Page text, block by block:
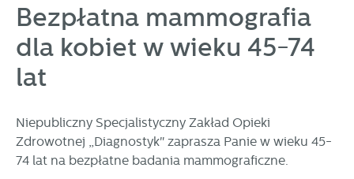
Bezpłatna mammografia
dla kobiet w wieku 45-74
lat
Niepubliczny Specjalistyczny Zakład Opieki
Zdrowotnej „Diagnostyk" zaprasza Panie w wieku 45-
74 lat na bezpłatne badania mammograficzne.
personalizację określonych funkcjonalności czy
prezentowanych treści.
Dzięki tym plikom cookies możemy zapewnić Ci większy
komfort korzystania z funkcjonalności naszej strony poprzez
dopasowanie jej do Twoich indywidualnych preferencji.
stronie.
Więcej
Analityczne pliki cookies pomagają nam rozwijać się i
dostosowywać do Twoich potrzeb.
Cookies analityczne pozwalają na uzyskanie informacji w
Więcej